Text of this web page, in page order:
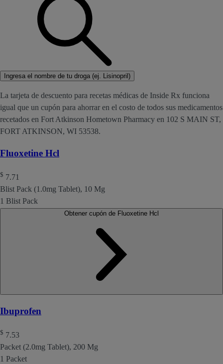
Ingresa el nombre de tu droga (ej. Lisinopril)
La tarjeta de descuento para recetas médicas de Inside Rx funciona
igual que un cupón para ahorrar en el costo de todos sus medicamentos
recetados en Fort Atkinson Hometown Pharmacy en 102 S MAIN ST,
FORT ATKINSON, WI 53538.
Fluoxetine Hcl
$ 7.71
Blist Pack (1.0mg Tablet), 10 Mg
1 Blist Pack
Ibuprofen
$ 7.53
Packet (2.0mg Tablet), 200 Mg
1 Packet